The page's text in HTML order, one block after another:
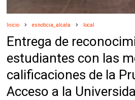
Inicio esnoticia_alcala local
Entrega de
estudiantes con las
calificaciones de la
Acceso a la